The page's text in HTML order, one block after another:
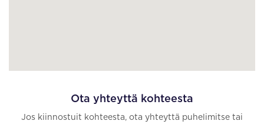
Ota yhteyttä kohteesta
Jos kiinnostuit kohteesta, ota yhteyttä puhelimitse tai